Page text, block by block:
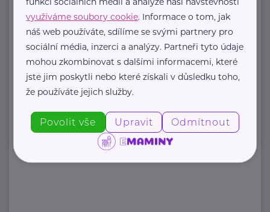
stezkaceskem@email.cz
Zobrazit přehled společností
využíváme soubory cookie. Informace o tom, jak
náš web používáte, sdílíme se svými partnery pro
sociální média, inzerci a analýzy. Partneři tyto údaje
mohou zkombinovat s dalšími informacemi, které
jste jim poskytli nebo které získali v důsledku toho,
že používáte jejich služby.
Povolit vše Upravit Odmítnout